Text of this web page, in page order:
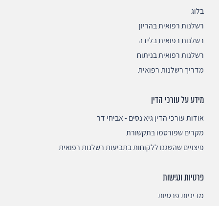
בלוג
רשלנות רפואית בהריון
רשלנות רפואית בלידה
רשלנות רפואית בניתוח
מדריך רשלנות רפואית
מידע על עורכי הדין
אודות עורכי הדין גיא נסים - אביחי דר
מקרים שפורסמו בתקשורת
פיצויים שהשגנו ללקוחות בתביעות רשלנות רפואית
פרטיות ונגישות
מדיניות פרטיות